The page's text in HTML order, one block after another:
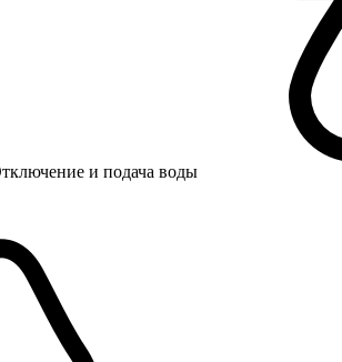
и подача воды